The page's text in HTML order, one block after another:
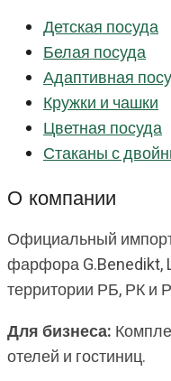
Детская посуда
Белая посуда
Адаптивная
Кружки и чашки
Цветная посуда
Стаканы с
О компании
Официальный
фарфора G.Benedikt,
территории РБ, РК и
Для бизнеса:
отелей и гостиниц.